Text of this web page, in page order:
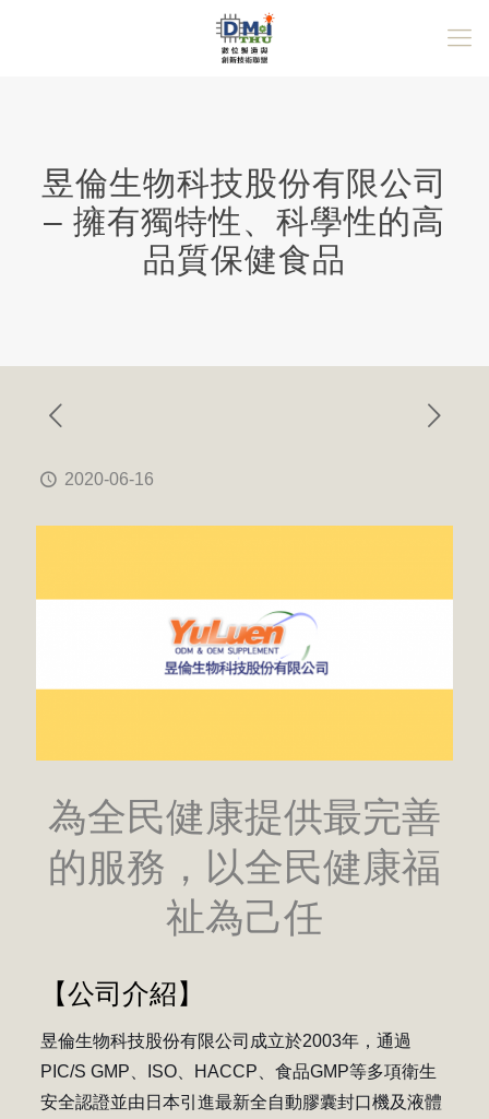
昱倫生物科技股份有限公司
– 擁有獨特性、科學性的高
品質保健食品
2020-06-16
為全民健康提供最完善
的服務，以全民健康福
祉為己任
【公司介紹】
昱倫生物科技股份有限公司成立於2003年，通過
PIC/S GMP、ISO、HACCP、食品GMP等多項衛生
安全認證並由日本引進最新全自動膠囊封口機及液體